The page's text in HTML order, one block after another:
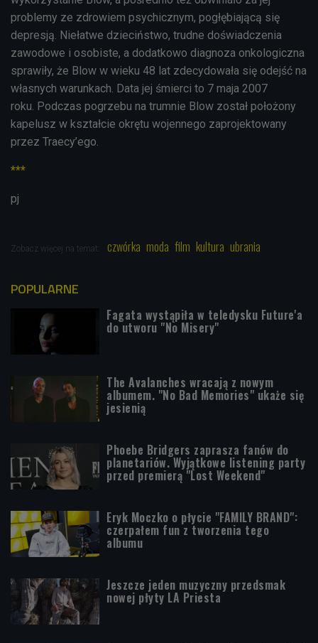
problemy ze zdrowiem psychicznym, pogłębiającą się
depresją. Niełatwe dzieciństwo, trudne doświadczenia
zawodowe i osobiste, a dodatkowo diagnoza onkologiczna
sprawiły, że Blow w wieku 48 lat zdecydowała się odejść na
własnych warunkach. Data jej śmierci to 7 maja 2007
roku. Podczas pogrzebu na trumnie Blow został położony
kapelusz w kształcie okrętu wojennego zaprojektowany
przez Traecy’ego.
***
pj
Zobacz więcej na temat: czwórka moda film kultura ubrania
POPULARNE
Fagata wystąpiła w teledysku Future'a
do utworu "No Misery"
The Avalanches wracają z nowym
albumem. "No Bad Memories" ukaże się
jesienią
Phoebe Bridgers zaprasza fanów do
planetariów. Wyjątkowe listening party
przed premierą "Lost Weekend"
Eryk Moczko o płycie "FAMILY BRAND":
czerpałem fun z tworzenia tego
albumu
Jeszcze jeden muzyczny przedsmak
nowej płyty LA Priesta